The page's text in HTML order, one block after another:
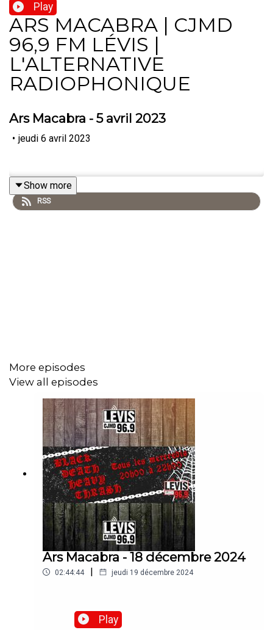
Play
ARS MACABRA | CJMD
96,9 FM LÉVIS |
L'ALTERNATIVE
RADIOPHONIQUE
Ars Macabra - 5 avril 2023
• jeudi 6 avril 2023
Show more
RSS
More episodes
View all episodes
Ars Macabra - 18 décembre 2024
02:44:44 | jeudi 19 décembre 2024
Play